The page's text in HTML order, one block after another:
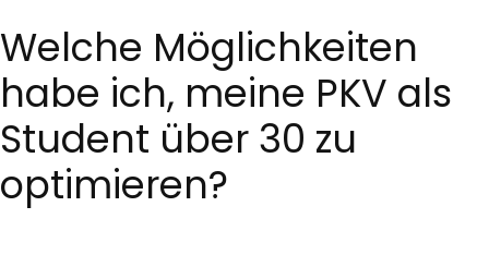
Welche Möglichkeiten
habe ich, meine PKV als
Student über 30 zu
optimieren?